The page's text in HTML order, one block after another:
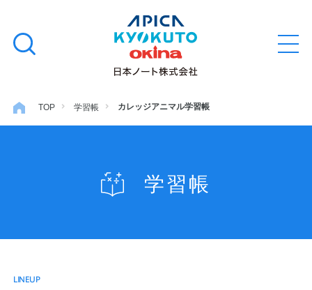
文
キ
ッ
閉
検
る
ファイル・バインダー
TOP 学習帳 カレッジアニマル学習帳
学習帳
LINEUP